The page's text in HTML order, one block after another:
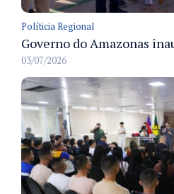
Políticia Regional
03/07/2026